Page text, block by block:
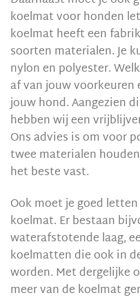
koelmat voor honden
koelmat heeft een
soorten materialen. Je
nylon en polyester.
af van jouw voorkeuren
jouw hond. Aangezien
hebben wij een
Ons advies is om voor
twee materialen
het beste vast.
Ook moet je goed
koelmat. Er bestaan
waterafstotende laag,
koelmatten die ook in
worden. Met dergelijke
meer van de koelmat